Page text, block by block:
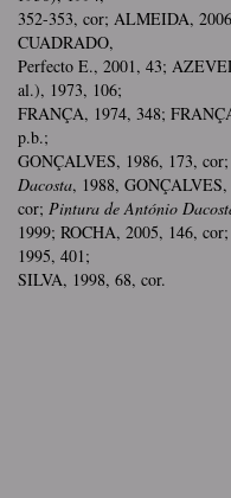
352-353, cor; ALMEIDA,
CUADRADO,
Perfecto E., 2001, 43;
al.), 1973, 106;
FRANÇA, 1974, 348;
p.b.;
GONÇALVES, 1986, 173,
Dacosta, 1988,
cor; Pintura de António
1999; ROCHA, 2005, 146,
1995, 401;
SILVA, 1998, 68, cor.